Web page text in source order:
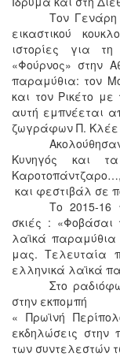
Τον
εικαστικού
ιστορίες για
«Φούρνος» στην
παραμύθια: τον
και τον Ρικέτο
αυτή εμπνέεται
ζωγράφων Π. Κλέε
Κυνηγός και τα
και φεστιβάλ σε
Το 2015-
σκιές : «Φοβάσαι
λαϊκά
μας. Τελευταία
ελληνικά λαϊκά
Στο
στην εκπομπή
« Πρωϊνή
εκδηλώσεις στην
των συντελεστών